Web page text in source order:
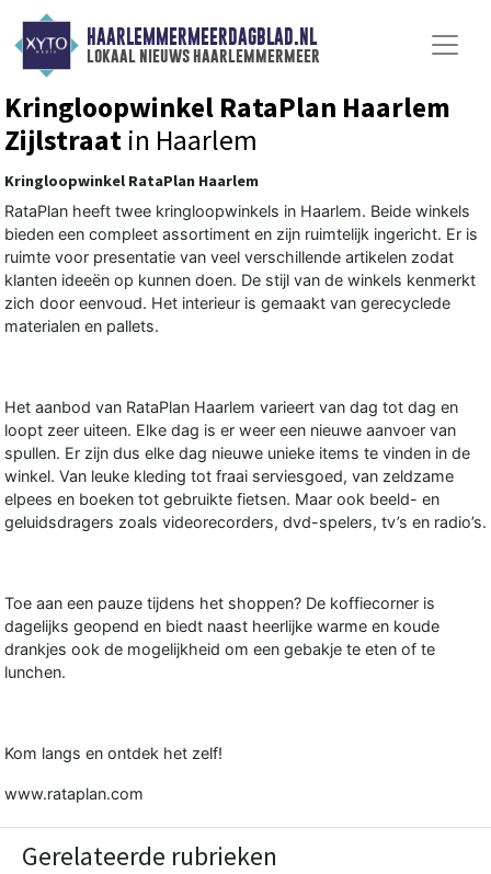
HAARLEMMERMEERDAGBLAD.NL
lokaal nieuws haarlemmermeer
Kringloopwinkel RataPlan Haarlem
Zijlstraat in Haarlem
Kringloopwinkel RataPlan Haarlem
RataPlan heeft twee kringloopwinkels in Haarlem. Beide winkels
bieden een compleet assortiment en zijn ruimtelijk ingericht. Er is
ruimte voor presentatie van veel verschillende artikelen zodat
klanten ideeën op kunnen doen. De stijl van de winkels kenmerkt
zich door eenvoud. Het interieur is gemaakt van gerecyclede
materialen en pallets.
Het aanbod van RataPlan Haarlem varieert van dag tot dag en
loopt zeer uiteen. Elke dag is er weer een nieuwe aanvoer van
spullen. Er zijn dus elke dag nieuwe unieke items te vinden in de
winkel. Van leuke kleding tot fraai serviesgoed, van zeldzame
elpees en boeken tot gebruikte fietsen. Maar ook beeld- en
geluidsdragers zoals videorecorders, dvd-spelers, tv’s en radio’s.
Toe aan een pauze tijdens het shoppen? De koffiecorner is
dagelijks geopend en biedt naast heerlijke warme en koude
drankjes ook de mogelijkheid om een gebakje te eten of te
lunchen.
Kom langs en ontdek het zelf!
www.rataplan.com
Gerelateerde rubrieken